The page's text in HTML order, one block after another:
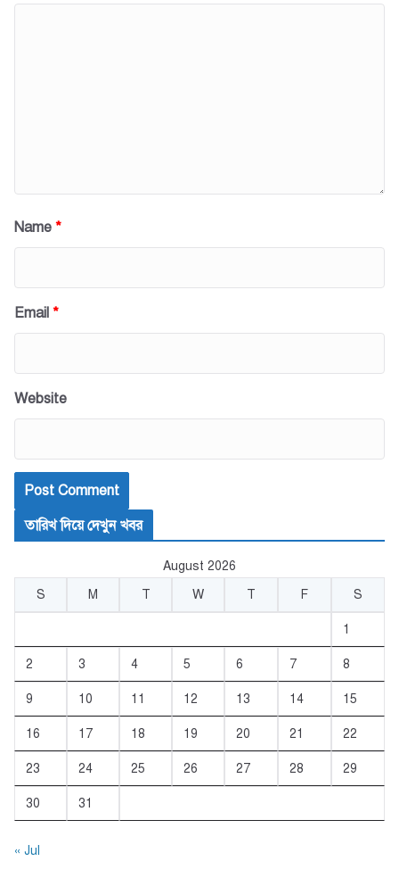
Name *
Email *
Website
তারিখ দিয়ে দেখুন খবর
August 2026
S
M T W T F S
1
2 3 4 5 6 7 8
9 10 11 12 13 14 15
16 17 18 19 20 21 22
23 24 25 26 27 28 29
30 31
« Jul